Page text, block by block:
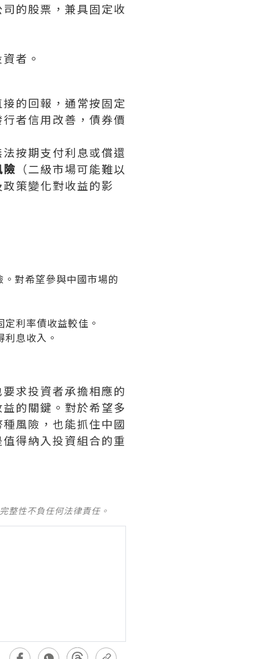
的股票，兼具固定收
者。
的回報，通常按固定
者信用改善，債券價
按期支付利息或償還
險 （二級市場可能難以
策變化對收益的影
對希望參與中國市場的
利率債收益較佳。
息收入。
求投資者承擔相應的
的關鍵。對於希望多
風險，也能抓住中國
得納入投資組合的重
整性不負任何法律責任。